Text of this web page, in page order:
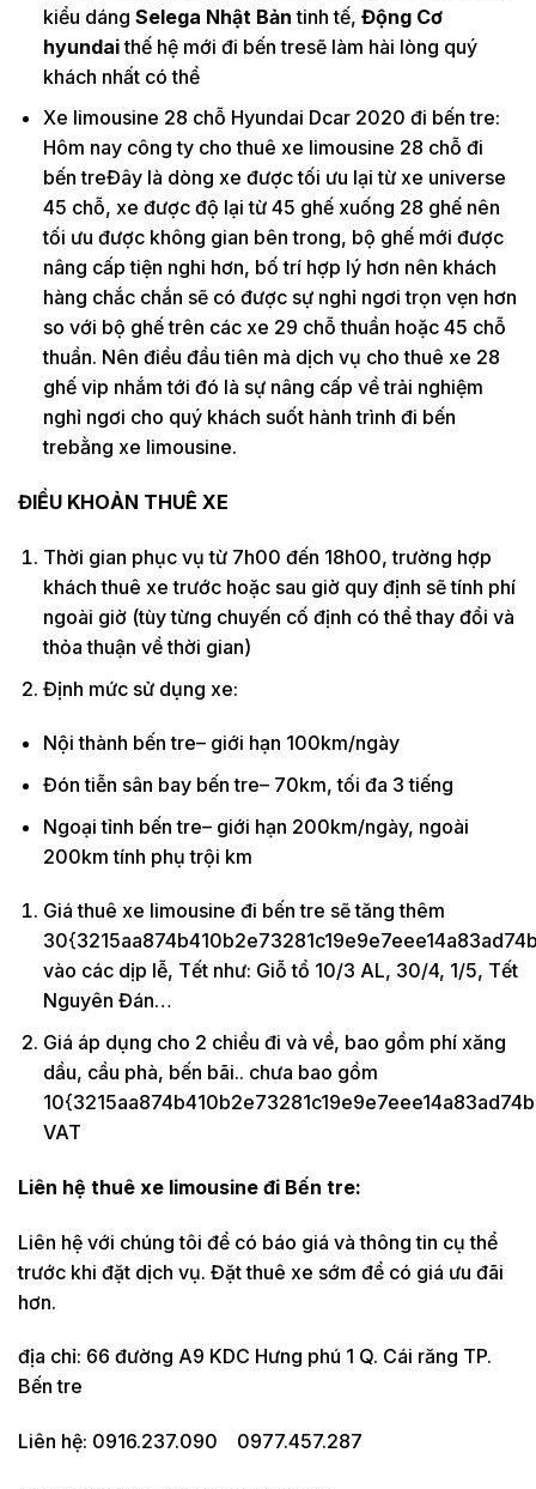
kiểu dáng Selega Nhật Bản tinh tế, Động Cơ
hyundaithế hệ mới đi bến tresẽ làm hài lòng quý
khách nhất có thể
Xe limousine 28 chỗ Hyundai Dcar 2020 đi bến tre:
Hôm nay công ty cho thuê xe limousine 28 chỗ đi
bến treĐây là dòng xe được tối ưu lại từ xe universe
45 chỗ, xe được độ lại từ 45 ghế xuống 28 ghế nên
tối ưu được không gian bên trong, bộ ghế mới được
nâng cấp tiện nghi hơn, bố trí hợp lý hơn nên khách
hàng chắc chắn sẽ có được sự nghỉ ngơi trọn vẹn hơn
so với bộ ghế trên các xe 29 chỗ thuần hoặc 45 chỗ
thuần. Nên điều đầu tiên mà dịch vụ cho thuê xe 28
ghế vip nhắm tới đó là sự nâng cấp về trải nghiệm
nghỉ ngơi cho quý khách suốt hành trình đi bến
trebằng xe limousine.
ĐIỀU KHOẢN THUÊ XE
Thời gian phục vụ từ 7h00 đến 18h00, trường hợp
khách thuê xe trước hoặc sau giờ quy định sẽ tính phí
ngoài giờ (tùy từng chuyến cố định có thể thay đổi và
thỏa thuận về thời gian)
Định mức sử dụng xe:
Nội thành bến tre– giới hạn 100km/ngày
Đón tiễn sân bay bến tre– 70km, tối đa 3 tiếng
Ngoại tỉnh bến tre– giới hạn 200km/ngày, ngoài
200km tính phụ trội km
Giá thuê xe limousine đi bến tre sẽ tăng thêm
vào các dịp lễ, Tết như: Giỗ tổ 10/3 AL, 30/4, 1/5, Tết
Nguyên Đán…
Giá áp dụng cho 2 chiều đi và về, bao gồm phí xăng
dầu, cầu phà, bến bãi.. chưa bao gồm
VAT
Liên hệ thuê xe limousine đi Bến tre:
Liên hệ với chúng tôi để có báo giá và thông tin cụ thể
trước khi đặt dịch vụ. Đặt thuê xe sớm để có giá ưu đãi
hơn.
địa chỉ: 66 đường A9 KDC Hưng phú 1 Q. Cái răng TP.
Bến tre
Liên hệ: 0916.237.090 0977.457.287